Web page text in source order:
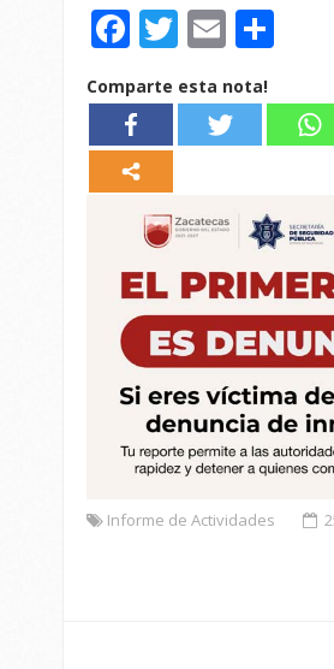
Facebook
Twitter
Email
Comparte esta nota!
Informe de Actividades